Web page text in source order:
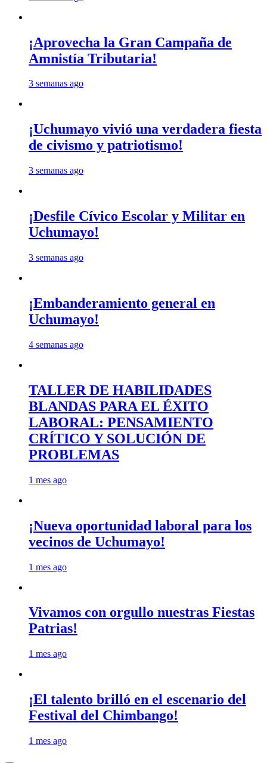
¡Aprovecha la Gran Campaña de
Amnistía Tributaria!
3 semanas ago
¡Uchumayo vivió una verdadera fiesta
de civismo y patriotismo!
3 semanas ago
¡Desfile Cívico Escolar y Militar en
Uchumayo!
3 semanas ago
¡Embanderamiento general en
Uchumayo!
4 semanas ago
TALLER DE HABILIDADES
BLANDAS PARA EL ÉXITO
LABORAL: PENSAMIENTO
CRÍTICO Y SOLUCIÓN DE
PROBLEMAS
1 mes ago
¡Nueva oportunidad laboral para los
vecinos de Uchumayo!
1 mes ago
Vivamos con orgullo nuestras Fiestas
Patrias!
1 mes ago
¡El talento brilló en el escenario del
Festival del Chimbango!
1 mes ago